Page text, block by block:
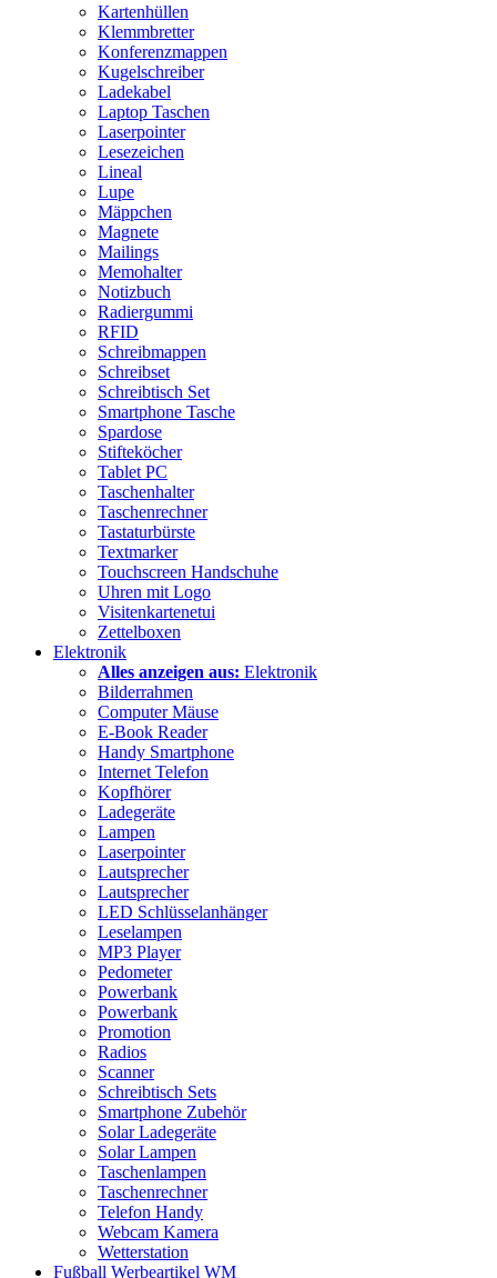
Kartenhüllen
Klemmbretter
Konferenzmappen
Kugelschreiber
Ladekabel
Laptop Taschen
Laserpointer
Lesezeichen
Lineal
Lupe
Mäppchen
Magnete
Mailings
Memohalter
Notizbuch
Radiergummi
RFID
Schreibmappen
Schreibset
Schreibtisch Set
Smartphone Tasche
Spardose
Stifteköcher
Tablet PC
Taschenhalter
Taschenrechner
Tastaturbürste
Textmarker
Touchscreen Handschuhe
Uhren mit Logo
Visitenkartenetui
Zettelboxen
Elektronik
Alles anzeigen aus: Elektronik
Bilderrahmen
Computer Mäuse
E-Book Reader
Handy Smartphone
Internet Telefon
Kopfhörer
Ladegeräte
Lampen
Laserpointer
Lautsprecher
Lautsprecher
LED Schlüsselanhänger
Leselampen
MP3 Player
Pedometer
Powerbank
Powerbank
Promotion
Radios
Scanner
Schreibtisch Sets
Smartphone Zubehör
Solar Ladegeräte
Solar Lampen
Taschenlampen
Taschenrechner
Telefon Handy
Webcam Kamera
Wetterstation
Fußball Werbeartikel WM